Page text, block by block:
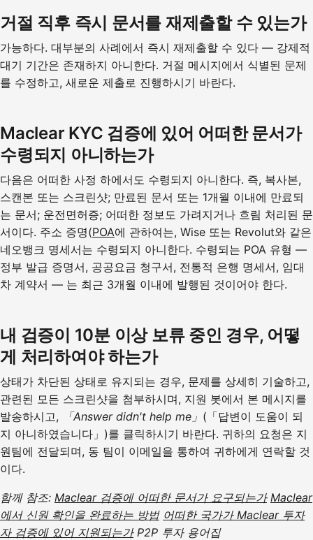
거절 직후 즉시 문서를 재제출할 수 있는가
가능하다. 대부분의 사례에서 즉시 재제출할 수 있다 — 강제적
대기 기간은 존재하지 아니한다. 거절 메시지에서 식별된 문제
를 수정하고, 새로운 제출로 진행하시기 바란다.
Maclear KYC 검증에 있어 어떠한 문서가
수령되지 아니하는가
다음은 어떠한 사정 하에서도 수령되지 아니한다. 즉, 복사본,
스캔본 또는 스크린샷; 만료된 문서 또는 1개월 이내에 만료되
는 문서; 운전면허증; 어떠한 정보도 가려지거나 흐림 처리된 문
서이다. 주소 증명(POA에 관하여는, Wise 또는 Revolut와 같은
네오뱅크 명세서는 수령되지 아니한다. 수령되는 POA 유형 —
정부 발급 증명서, 공공요금 청구서, 전통적 은행 명세서, 임대
차 계약서 — 는 최근 3개월 이내에 발행된 것이어야 한다.
내 검증이 10분 이상 보류 중인 경우, 어떻
게 처리하여야 하는가
상태가 차단된 상태로 유지되는 경우, 문제를 상세히 기술하고,
관련된 모든 스크린샷을 첨부하시며, 지원 봇에서 본 메시지를
발송하시고,
「Answer didn't help me」 (「답변이 도움이 되
지 아니하였습니다」)를 클릭하시기 바란다. 귀하의 요청은 지
원팀에 전달되며, 동 팀이 이메일을 통하여 귀하에게 연락할 것
이다.
함께 참조: Maclear 검증에 어떠한 문서가 요구되는가 Maclear
에서 신원 확인을 완료하는 방법 어떠한 국가가 Maclear 투자
자 검증에 있어 지원되는가P2P 투자 용어집